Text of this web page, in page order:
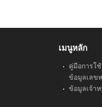
เมนูหลัก
คู่มือการใ
ข้อมูลเลข
ข้อมูลเจ้า